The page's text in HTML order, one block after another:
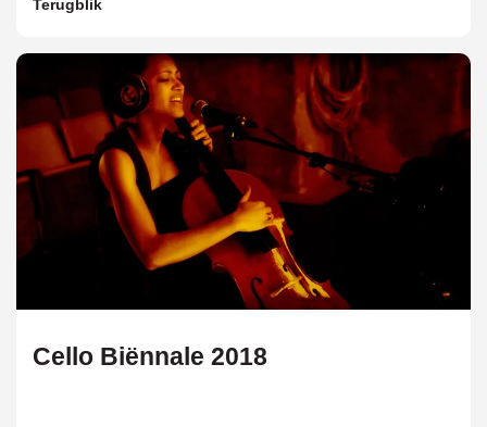
Terugblik
Cello Biënnale 2018